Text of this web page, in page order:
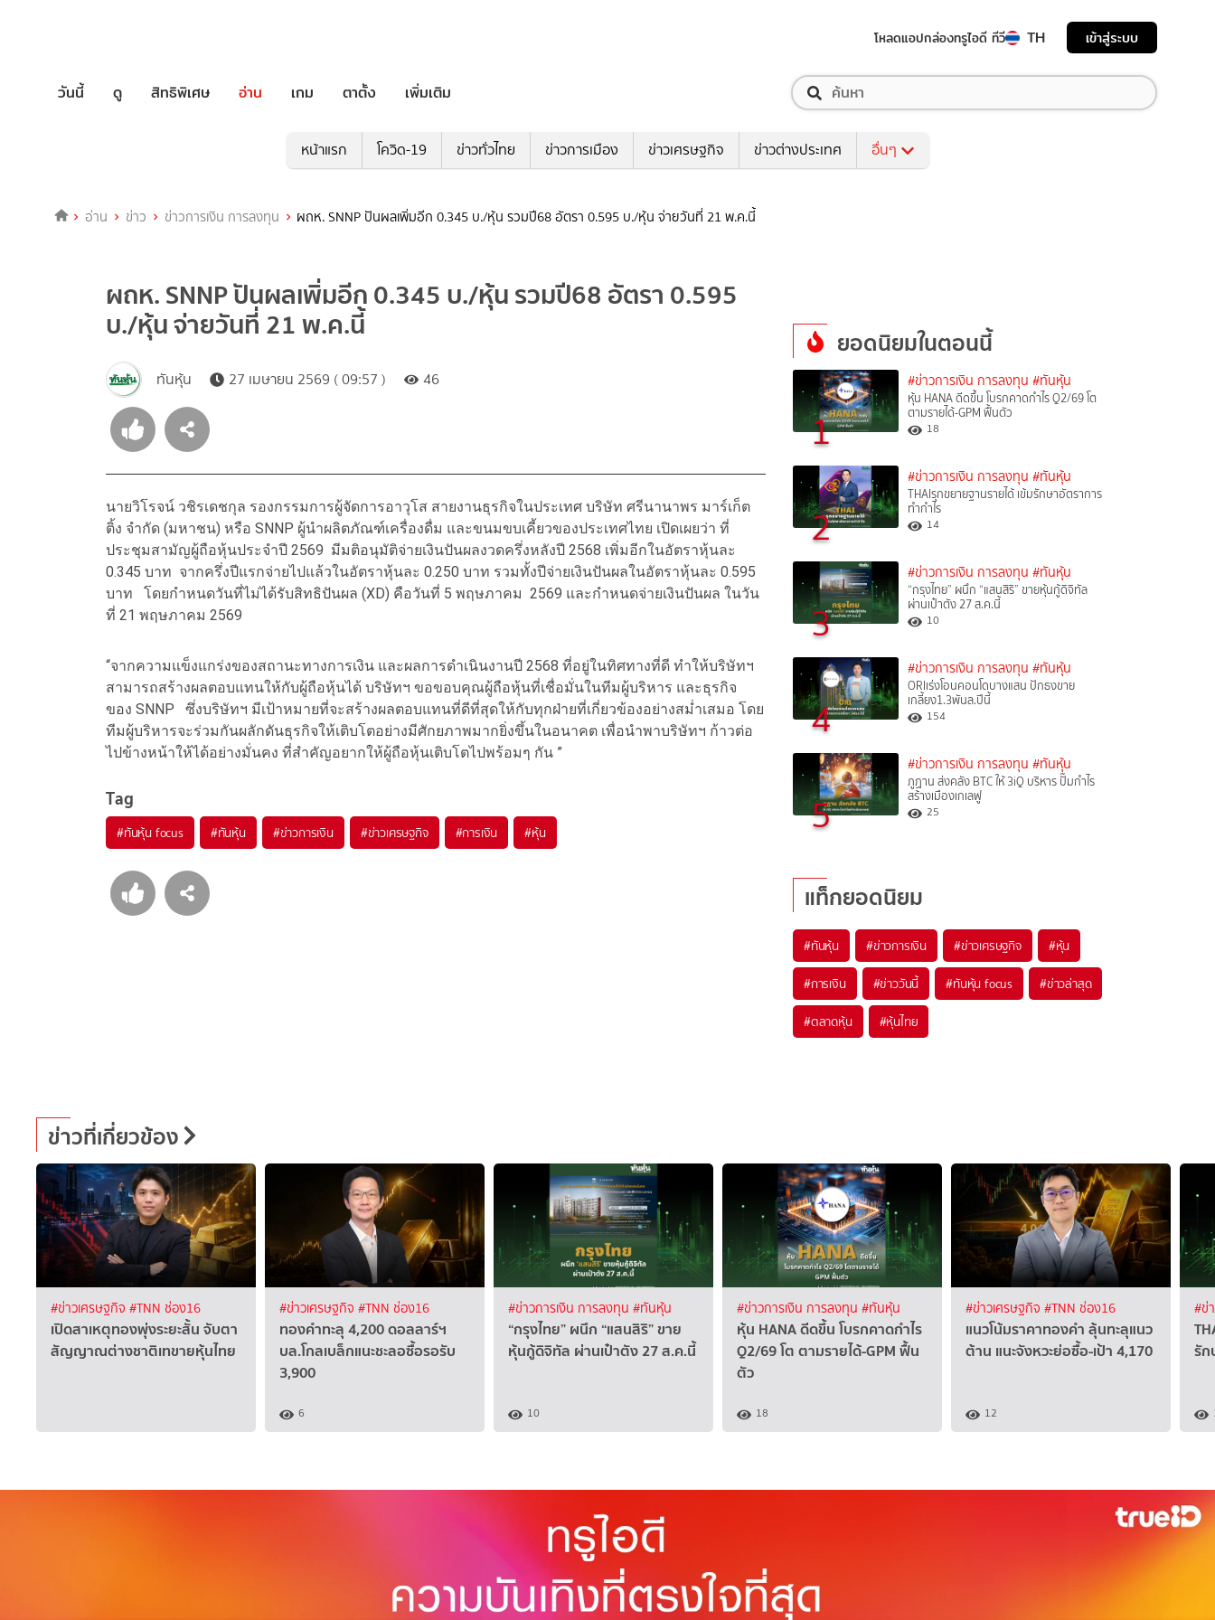
โหลดแอปกล่องทรูไอดี ทีวี TH เข้าสู่ระบบ
วันนี้ ดู สิทธิพิเศษ อ่าน เกม ตาตั้ง เพิ่มเติม
หน้าแรก โควิด-19 ข่าวทั่วไทย ข่าวการเมือง ข่าวเศรษฐกิจ ข่าวต่างประเทศ อื่นๆ
อ่าน ข่าว ข่าวการเงิน การลงทุน ผถห. SNNP ปันผลเพิ่มอีก 0.345 บ./หุ้น รวมปี68 อัตรา 0.595 บ./หุ้น จ่ายวันที่ 21 พ.ค.นี้
ผถห. SNNP ปันผลเพิ่มอีก 0.345 บ./หุ้น รวมปี68 อัตรา 0.595
บ./หุ้น จ่ายวันที่ 21 พ.ค.นี้
ทันหุ้น 27 เมษายน 2569 ( 09:57 ) 46
นายวิโรจน์ วชิรเดชกุล รองกรรมการผู้จัดการอาวุโส สายงานธุรกิจในประเทศ บริษัท ศรีนานาพร มาร์เก็ต
ติ้ง จำกัด (มหาชน) หรือ SNNP ผู้นำผลิตภัณฑ์เครื่องดื่ม และขนมขบเคี้ยวของประเทศไทย เปิดเผยว่า ที่
ประชุมสามัญผู้ถือหุ้นประจำปี 2569 มีมติอนุมัติจ่ายเงินปันผลงวดครึ่งหลังปี 2568 เพิ่มอีกในอัตราหุ้นละ
0.345 บาท จากครึ่งปีแรกจ่ายไปแล้วในอัตราหุ้นละ 0.250 บาท รวมทั้งปีจ่ายเงินปันผลในอัตราหุ้นละ 0.595
บาท โดยกำหนดวันที่ไม่ได้รับสิทธิปันผล (XD) คือวันที่ 5 พฤษภาคม 2569 และกำหนดจ่ายเงินปันผล ในวัน
ที่ 21 พฤษภาคม 2569
“จากความแข็งแกร่งของสถานะทางการเงิน และผลการดำเนินงานปี 2568 ที่อยู่ในทิศทางที่ดี ทำให้บริษัทฯ
สามารถสร้างผลตอบแทนให้กับผู้ถือหุ้นได้ บริษัทฯ ขอขอบคุณผู้ถือหุ้นที่เชื่อมั่นในทีมผู้บริหาร และธุรกิจ
ของ SNNP ซึ่งบริษัทฯ มีเป้าหมายที่จะสร้างผลตอบแทนที่ดีที่สุดให้กับทุกฝ่ายที่เกี่ยวข้องอย่างสม่ำเสมอ โดย
ทีมผู้บริหารจะร่วมกันผลักดันธุรกิจให้เติบโตอย่างมีศักยภาพมากยิ่งขึ้นในอนาคต เพื่อนำพาบริษัทฯ ก้าวต่อ
ไปข้างหน้าให้ได้อย่างมั่นคง ที่สำคัญอยากให้ผู้ถือหุ้นเติบโตไปพร้อมๆ กัน ”
Tag
#ทันหุ้น focus #ทันหุ้น #ข่าวการเงิน #ข่าวเศรษฐกิจ #การเงิน #หุ้น
ยอดนิยมในตอนนี้
1
#ข่าวการเงิน การลงทุน #ทันหุ้น
หุ้น HANA ดีดขึ้น โบรกคาดกำไร Q2/69 โต
ตามรายได้-GPM ฟื้นตัว
18
2
#ข่าวการเงิน การลงทุน #ทันหุ้น
THAIรุกขยายฐานรายได้ เข้มรักษาอัตราการ
ทำกำไร
14
3
#ข่าวการเงิน การลงทุน #ทันหุ้น
“กรุงไทย” ผนึก “แสนสิริ” ขายหุ้นกู้ดิจิทัล
ผ่านเป๋าตัง 27 ส.ค.นี้
10
4
#ข่าวการเงิน การลงทุน #ทันหุ้น
ORIเร่งโอนคอนโดบางแสน ปักธงขาย
เกลี้ยง1.3พันล.ปีนี้
154
5
#ข่าวการเงิน การลงทุน #ทันหุ้น
ภูฏาน ส่งคลัง BTC ให้ 3iQ บริหาร ปั๊มกำไร
สร้างเมืองเกเลฟู
25
แท็กยอดนิยม
#ทันหุ้น #ข่าวการเงิน #ข่าวเศรษฐกิจ #หุ้น
#การเงิน #ข่าววันนี้ #ทันหุ้น focus #ข่าวล่าสุด
#ตลาดหุ้น #หุ้นไทย
ข่าวที่เกี่ยวข้อง
#ข่าวเศรษฐกิจ #TNN ช่อง16
เปิดสาเหตุทองพุ่งระยะสั้น จับตา
สัญญาณต่างชาติเทขายหุ้นไทย
#ข่าวเศรษฐกิจ #TNN ช่อง16
ทองคำทะลุ 4,200 ดอลลาร์ฯ
บล.โกลเบล็กแนะชะลอซื้อรอรับ
3,900
6
#ข่าวการเงิน การลงทุน #ทันหุ้น
“กรุงไทย” ผนึก “แสนสิริ” ขาย
หุ้นกู้ดิจิทัล ผ่านเป๋าตัง 27 ส.ค.นี้
10
#ข่าวการเงิน การลงทุน #ทันหุ้น
หุ้น HANA ดีดขึ้น โบรกคาดกำไร
Q2/69 โต ตามรายได้-GPM ฟื้น
ตัว
18
#ข่าวเศรษฐกิจ #TNN ช่อง16
แนวโน้มราคาทองคำ ลุ้นทะลุแนว
ต้าน แนะจังหวะย่อซื้อ-เป้า 4,170
12
#ข่
รัก